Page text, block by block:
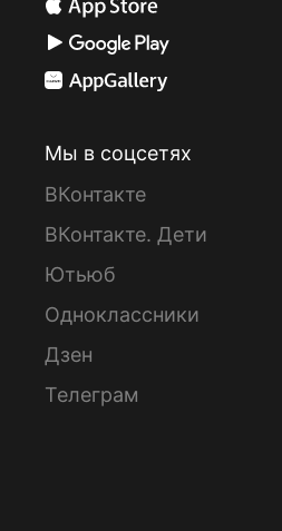
Мы в соцсетях
ВКонтакте
ВКонтакте. Дети
Ютьюб
Одноклассники
Дзен
Телеграм